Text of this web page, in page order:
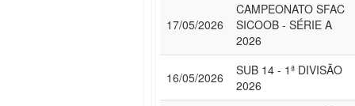
17/05/2026
CAMPEONATO SFAC
SICOOB - SÉRIE A
2026
16/05/2026
SUB 14 - 1ª DIVISÃO
2026